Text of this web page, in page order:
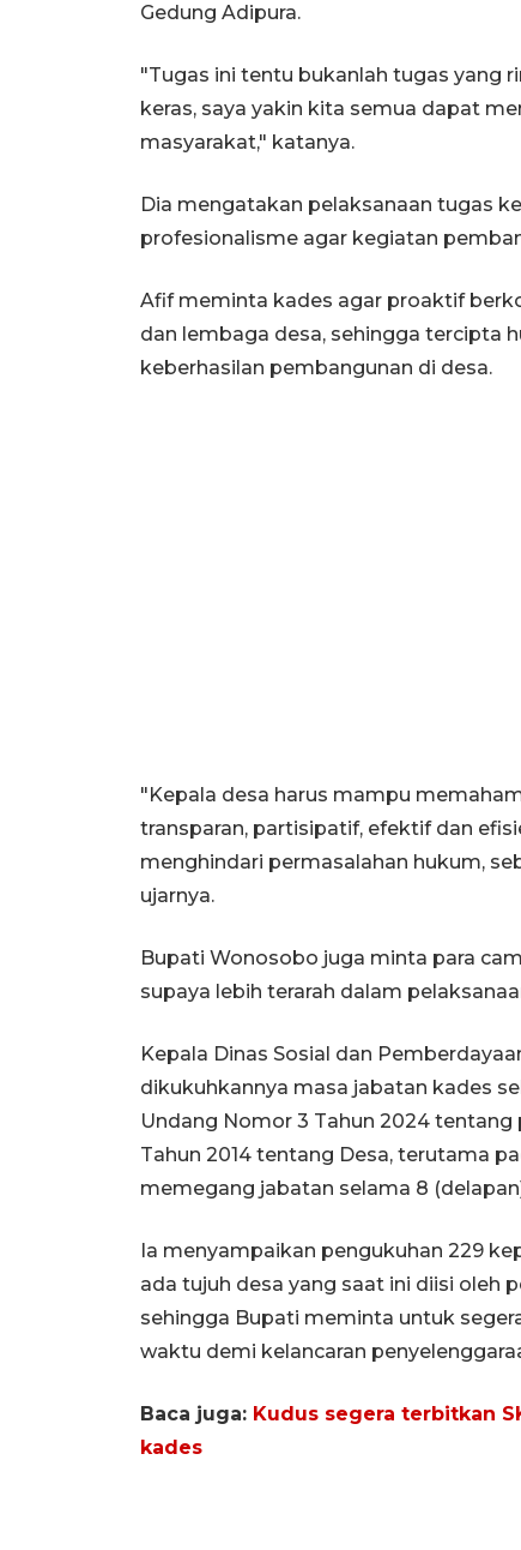
Gedung Adipura.
"Tugas ini tentu bukanlah tugas yang
keras, saya yakin kita semua dapat
masyarakat," katanya.
Dia mengatakan pelaksanaan tugas
profesionalisme agar kegiatan
Afif meminta kades agar proaktif
dan lembaga desa, sehingga tercipta
keberhasilan pembangunan di desa.
"Kepala desa harus mampu
transparan, partisipatif, efektif dan
menghindari permasalahan hukum,
ujarnya.
Bupati Wonosobo juga minta para
supaya lebih terarah dalam
Kepala Dinas Sosial dan
dikukuhkannya masa jabatan kades
Undang Nomor 3 Tahun 2024
Tahun 2014 tentang Desa, terutama
memegang jabatan selama 8
Ia menyampaikan pengukuhan 229
ada tujuh desa yang saat ini diisi oleh
sehingga Bupati meminta untuk
waktu demi kelancaran
Baca juga: Kudus segera terbitkan
kades